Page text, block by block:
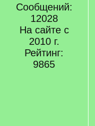
Сообщений:
12028
На сайте с
2010 г.
Рейтинг:
9865